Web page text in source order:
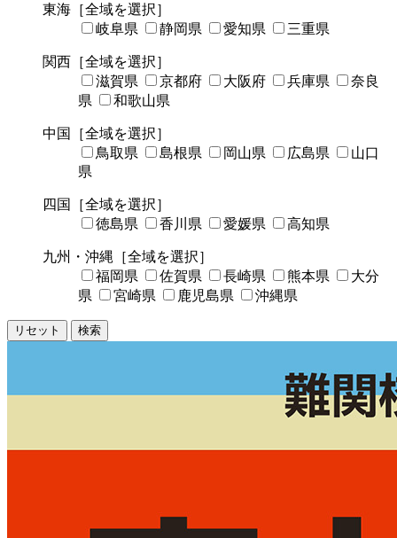
東海 ［全域を選択］
岐阜県
静岡県 愛知県 三重県
関西 ［全域を選択］
滋賀県
京都府 大阪府 兵庫県
奈良
県
和歌山県
中国
［全域を選択］
鳥取県
島根県 岡山県 広島県
山口
県
四国
［全域を選択］
徳島県
香川県 愛媛県 高知県
九州・沖縄 ［全域を選択］
福岡県
佐賀県 長崎県 熊本県
大分
県
宮崎県 鹿児島県 沖縄県
リセット 検索